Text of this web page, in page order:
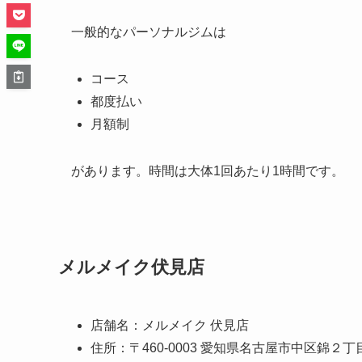
一般的なパーソナルジムは
コース
都度払い
月額制
があります。時間は大体1回あたり1時間です。
メルメイク伏見店
店舗名：メルメイク 伏見店
住所：〒460-0003 愛知県名古屋市中区錦２丁